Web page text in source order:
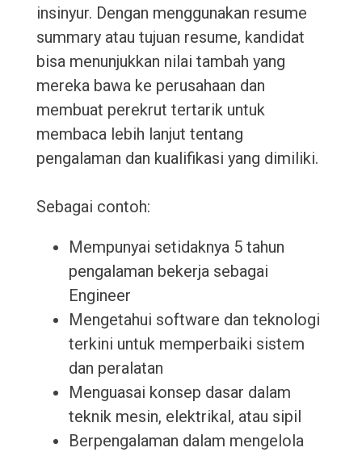
insinyur. Dengan menggunakan resume
summary atau tujuan resume, kandidat
bisa menunjukkan nilai tambah yang
mereka bawa ke perusahaan dan
membuat perekrut tertarik untuk
membaca lebih lanjut tentang
pengalaman dan kualifikasi yang dimiliki.
Sebagai contoh:
Mempunyai setidaknya 5 tahun
pengalaman bekerja sebagai
Engineer
Mengetahui software dan teknologi
terkini untuk memperbaiki sistem
dan peralatan
Menguasai konsep dasar dalam
teknik mesin, elektrikal, atau sipil
Berpengalaman dalam mengelola